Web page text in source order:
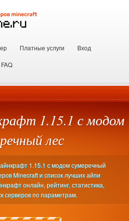
Платные услуги
Вход
FAQ
1.15.1 с модом
лес
1.15.1 с модом сумеречный
Minecraft и список лучших айпи
онлайн, рейтинг, статистика,
серверов по параметрам.